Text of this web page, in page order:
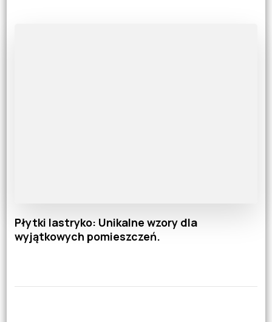
Płytki lastryko: Unikalne wzory dla
wyjątkowych pomieszczeń.